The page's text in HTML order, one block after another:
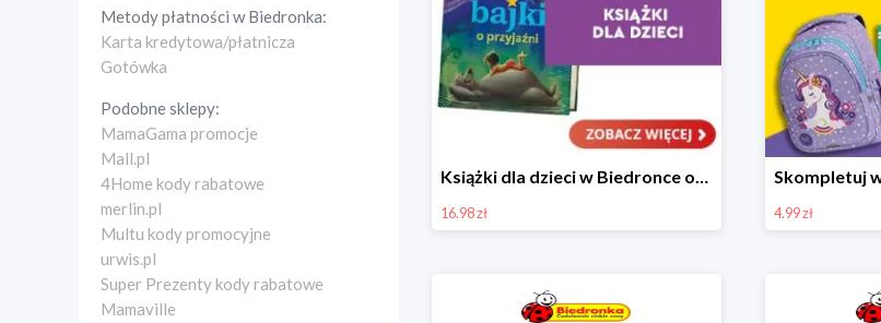
Metody płatności wBiedronka:
Karta kredytowa/płatnicza
Gotówka
Podobne sklepy:
MamaGama promocje
Mall.pl
4Home kody rabatowe
merlin.pl
Multu kody promocyjne
urwis.pl
Super Prezenty kody rabatowe
Mamaville
Książki dla dzieci w Biedronce od 16,99 zł
16.98 zł 4.99 zł